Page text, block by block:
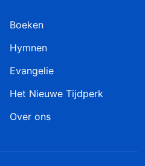
Boeken
Hymnen
Evangelie
Het Nieuwe Tijdperk
Over ons